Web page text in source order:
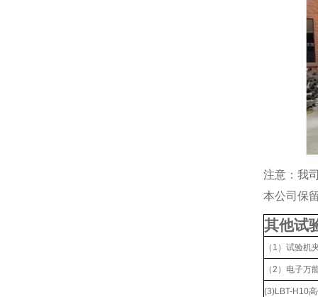
注意：我
本公司保
其他试
（1）试验机
（2）电子万
(3)LBT-H10